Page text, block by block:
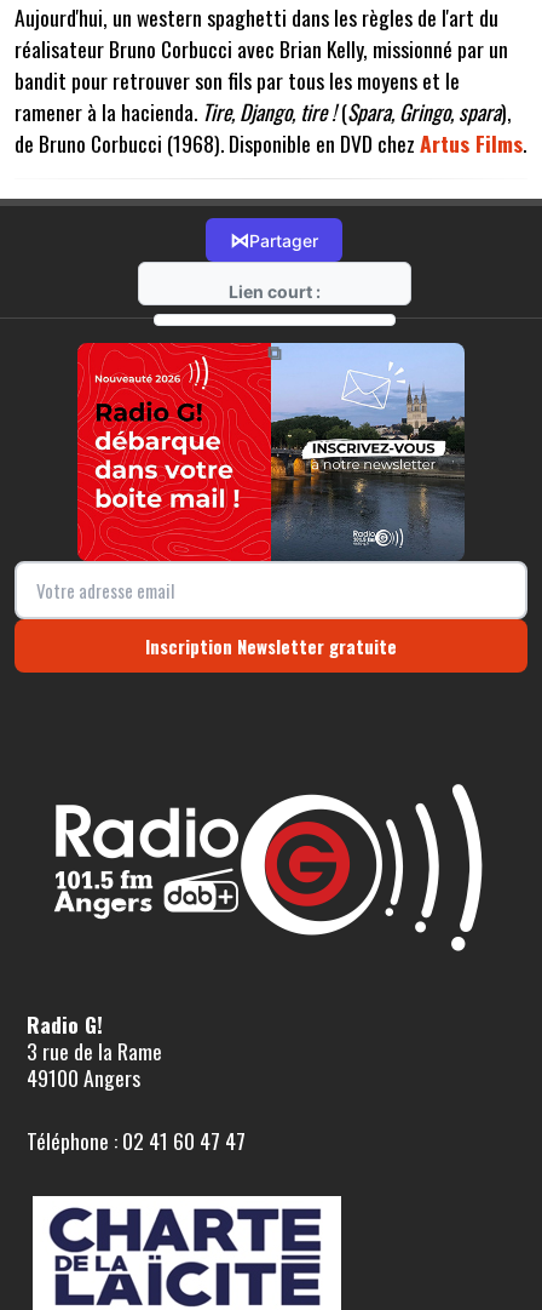
Aujourd'hui, un western spaghetti dans les règles de l'art du
réalisateur Bruno Corbucci avec Brian Kelly, missionné par un
bandit pour retrouver son fils par tous les moyens et le
ramener à la hacienda. Tire, Django, tire !(Spara, Gringo, spara),
de Bruno Corbucci (1968). Disponible en DVD chezArtus Films.
⋈Partager
Lien court :
https://radio-g.fr?2646
⧉
Inscription Newsletter gratuite
Radio G!
3 rue de la Rame
49100 Angers
Téléphone : 02 41 60 47 47